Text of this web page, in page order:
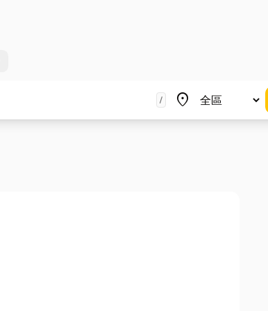
/ place
地區